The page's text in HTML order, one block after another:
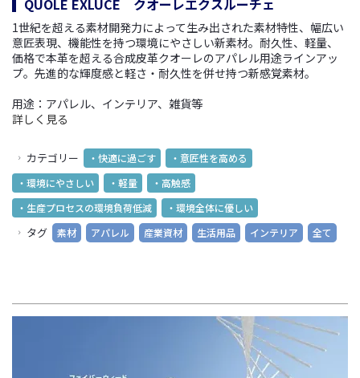
1世紀を超える素材開発力によって生み出された素材特性、幅広い
意匠表現、機能性を持つ環境にやさしい新素材。耐久性、軽量、
価格で本革を超える合成皮革クオーレのアパレル用途ラインアッ
プ。先進的な輝度感と軽さ・耐久性を併せ持つ新感覚素材。
用途：アパレル、インテリア、雑貨等
詳しく見る
カテゴリー ・快適に過ごす
・意匠性を高める
・環境にやさしい
・軽量
・高触感
・生産プロセスの環境負荷低減
・環境全体に優しい
タグ 素材 アパレル 産業資材 生活用品 インテリア 全て